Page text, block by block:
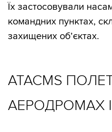
Їх застосовували
командних пунктах,
захищених об’єктах.
ATACMS
АЕРОДРОМАХ